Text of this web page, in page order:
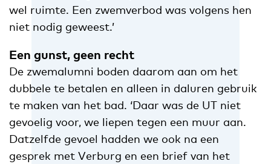
wel ruimte. Een zwemverbod was volgens hen
niet nodig geweest.’
Een gunst, geen recht
De zwemalumni boden daarom aan om het
dubbele te betalen en alleen in daluren gebruik
te maken van het bad. ‘Daar was de UT niet
gevoelig voor, we liepen tegen een muur aan.
Datzelfde gevoel hadden we ook na een
gesprek met Verburg en een brief van het